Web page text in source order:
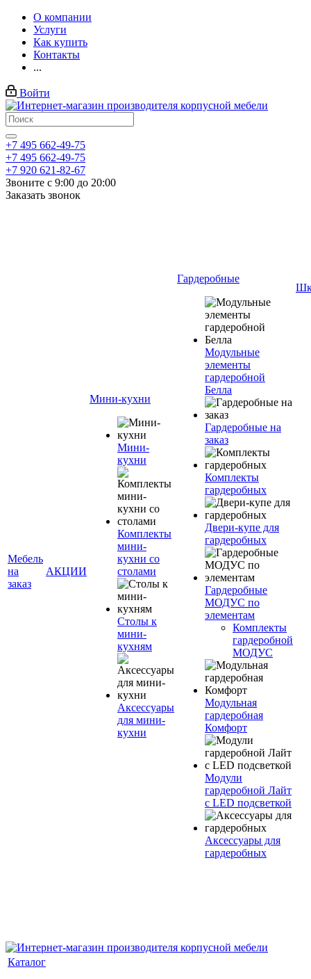
О компании
Услуги
Как купить
Контакты
...
Войти
+7 495 662-49-75
+7 495 662-49-75
+7 920 621-82-67
Звоните с 9:00 до 20:00
Заказать звонок
Мебель
на
заказ
АКЦИИ
Мини-кухни
Мини-
кухни
Комплекты
мини-
кухни со
столами
Столы к
мини-
кухням
Аксессуары
для мини-
кухни
Гардеробные
Модульные
элементы
гардеробной
Белла
Гардеробные на
заказ
Комплекты
гардеробных
Двери-купе для
гардеробных
Гардеробные
МОДУС по
элементам
Комплекты
гардеробной
МОДУС
Модульная
гардеробная
Комфорт
Модули
гардеробной Лайт
с LED подсветкой
Аксессуары для
гардеробных
Каталог